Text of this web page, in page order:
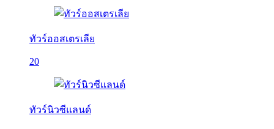
ทัวร์ออสเตรเลีย
20
ทัวร์นิวซีแลนด์